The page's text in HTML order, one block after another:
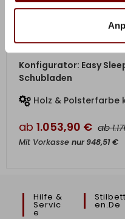
Konfigurator: Easy
Schubladen
Holz & Polsterfarbe
ab 1.053,90 € ab
Mit Vorkasse nur948,51€
Hilfe &
Servic
E
Stilbett
En.de